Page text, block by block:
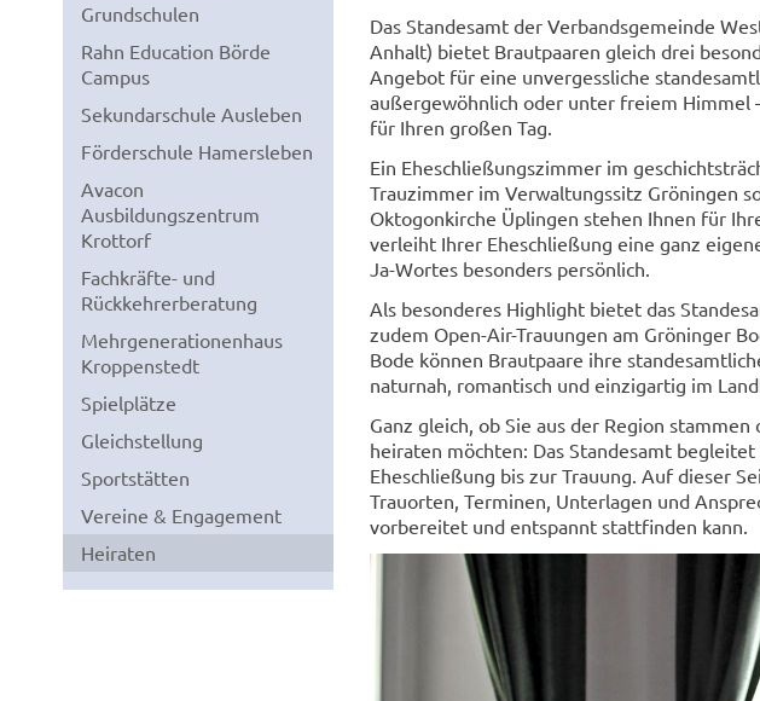
Grundschulen
Rahn Education Börde
Campus
Sekundarschule Ausleben
Förderschule Hamersleben
Avacon
Ausbildungszentrum
Krottorf
Fachkräfte- und
Rückkehrerberatung
Mehrgenerationenhaus
Kroppenstedt
Spielplätze
Gleichstellung
Sportstätten
Vereine & Engagement
Heiraten
Das Standesamt der Verbandsgemeinde
Anhalt) bietet Brautpaaren gleich drei
Angebot für eine unvergessliche
außergewöhnlich oder unter freiem Himmel
für Ihren großen Tag.
Ein Eheschließungszimmer im
Trauzimmer im Verwaltungssitz Gröningen
Oktogonkirche Üplingen stehen Ihnen für
verleiht Ihrer Eheschließung eine ganz
Ja-Wortes besonders persönlich.
Als besonderes Highlight bietet das
zudem Open-Air-Trauungen am Gröninger
Bode können Brautpaare ihre
naturnah, romantisch und einzigartig im
Ganz gleich, ob Sie aus der Region
heiraten möchten: Das Standesamt
Eheschließung bis zur Trauung. Auf dieser
Trauorten, Terminen, Unterlagen und
vorbereitet und entspannt stattfinden kann.